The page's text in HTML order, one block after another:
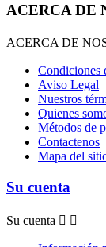
ACERCA DE
ACERCA DE
Condiciones
Aviso Legal
Nuestros
Quienes
Métodos de
Contactenos
Mapa del
Su cuenta
Su cuenta  